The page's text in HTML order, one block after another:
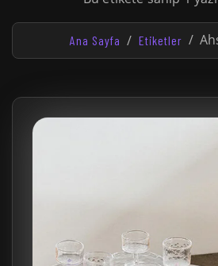
Ana Sayfa Etiketler